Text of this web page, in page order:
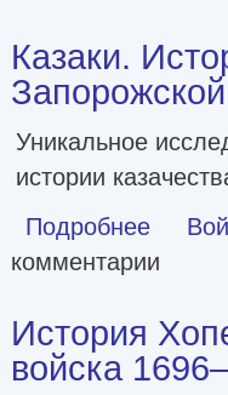
Казаки.
Уникальное
истории
Подробнее о Казаки.
комментарии
История
войска